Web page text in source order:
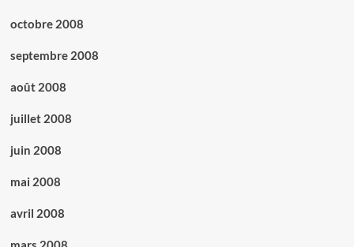
octobre 2008
septembre 2008
août 2008
juillet 2008
juin 2008
mai 2008
avril 2008